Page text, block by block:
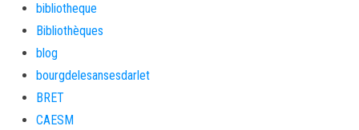
bibliotheque
Bibliothèques
blog
bourgdelesansesdarlet
BRET
CAESM